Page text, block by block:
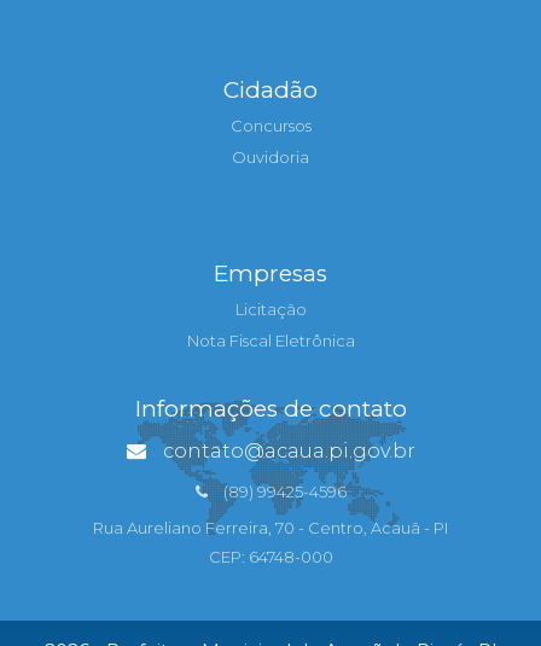
Cidadão
Concursos
Ouvidoria
Empresas
Licitação
Nota Fiscal Eletrônica
Informações de contato
contato@acaua.pi.gov.br
(89) 99425-4596
Rua Aureliano Ferreira, 70 - Centro, Acauã - PI
CEP: 64748-000